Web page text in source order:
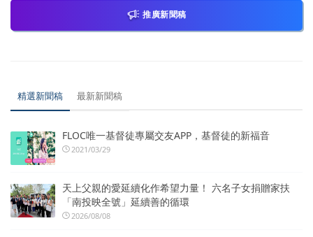
推廣新聞稿
精選新聞稿 最新新聞稿
FLOC唯一基督徒專屬交友APP，基督徒的新福音
2021/03/29
天上父親的愛延續化作希望力量！ 六名子女捐贈家扶
「南投映全號」延續善的循環
2026/08/08